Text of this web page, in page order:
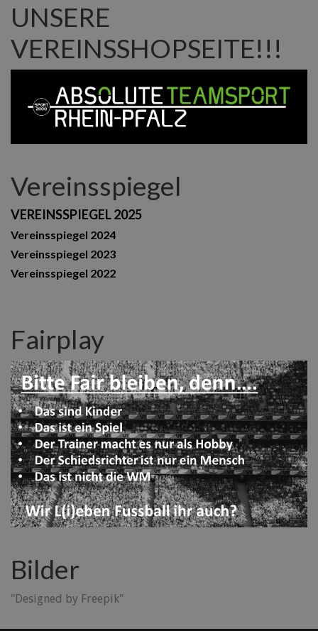
UNSERE
VEREINSSHOPSEITE!!!
Vereinsspiegel
VEREINSSPIEGEL 2025
Vereinsspiegel 2024
Vereinsspiegel 2023
Vereinsspiegel 2022
Fairplay
Bilder
"Designed by Freepik"